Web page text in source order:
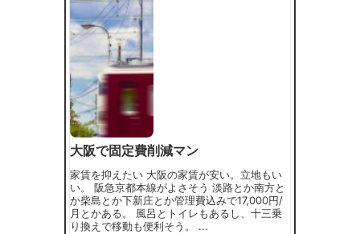
大阪で固定費削減マン
家賃を抑えたい 大阪の家賃が安い。立地もい
い。 阪急京都本線がよさそう 淡路とか南方と
か柴島とか下新庄とか管理費込みで17,000円/
月とかある。 風呂とトイレもあるし、十三乗
り換えで移動も便利そう。 ...